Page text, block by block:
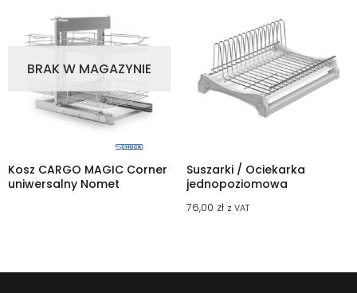
BRAK W MAGAZYNIE
Kosz CARGO MAGIC Corner
uniwersalny Nomet
Suszarki / Ociekarka
jednopoziomowa
76,00 zł z VAT